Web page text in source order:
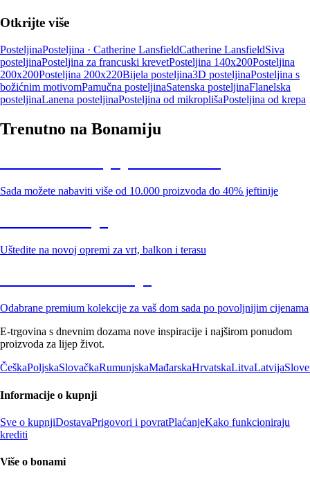
Otkrijte više
PosteljinaPosteljina · Catherine LansfieldCatherine LansfieldSiva
posteljinaPosteljina za francuski krevetPosteljina 140x200Posteljina
200x200Posteljina 200x220Bijela posteljina3D posteljinaPosteljina s
božićnim motivomPamučna posteljinaSatenska posteljinaFlanelska
posteljinaLanena posteljinaPosteljina od mikroplišaPosteljina od krepa
Trenutno na Bonamiju
Sada možete nabaviti više od 10.000 proizvoda do 40% jeftinije
Uštedite na novoj opremi za vrt, balkon i terasu
Odabrane premium kolekcije za vaš dom sada po povoljnijim cijenama
E-trgovina s dnevnim dozama nove inspiracije i najširom ponudom
proizvoda za lijep život.
ČeškaPoljskaSlovačkaRumunjskaMađarskaHrvatskaLitvaLatvija
Informacije o kupnji
Sve o kupnjiDostavaPrigovori i povratPlaćanjeKako funkcioniraju
krediti
Više o bonami